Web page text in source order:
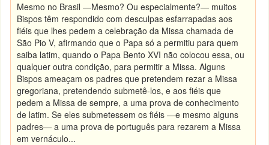
Mesmo no Brasil —Mesmo? Ou especialmente?— muitos
Bispos têm respondido com desculpas esfarrapadas aos
fiéis que lhes pedem a celebração da Missa chamada de
São Pio V, afirmando que o Papa só a permitiu para quem
saiba latim, quando o Papa Bento XVI não colocou essa, ou
qualquer outra condição, para permitir a Missa. Alguns
Bispos ameaçam os padres que pretendem rezar a Missa
gregoriana, pretendendo submetê-los, e aos fiéis que
pedem a Missa de sempre, a uma prova de conhecimento
de latim. Se eles submetessem os fiéis —e mesmo alguns
padres— a uma prova de português para rezarem a Missa
em vernáculo...